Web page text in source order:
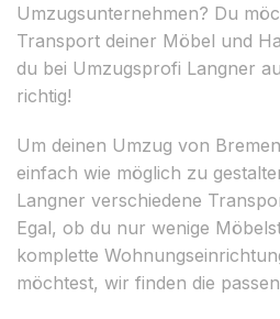
Umzugsunternehmen? Du
Transport deiner Möbel und
du bei Umzugsprofi Langner
richtig!
Um deinen Umzug von
einfach wie möglich zu
Langner verschiedene
Egal, ob du nur wenige
komplette
möchtest, wir finden die